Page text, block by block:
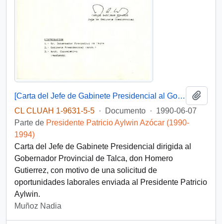
[Carta del Jefe de Gabinete Presidencial al Gobernador Provincial de Talca]
CL CLUAH 1-9631-5-5 · Documento · 1990-06-07
Parte de Presidente Patricio Aylwin Azócar (1990-
1994)
Carta del Jefe de Gabinete Presidencial dirigida al
Gobernador Provincial de Talca, don Homero
Gutierrez, con motivo de una solicitud de
oportunidades laborales enviada al Presidente Patricio
Aylwin.
Muñoz Nadia